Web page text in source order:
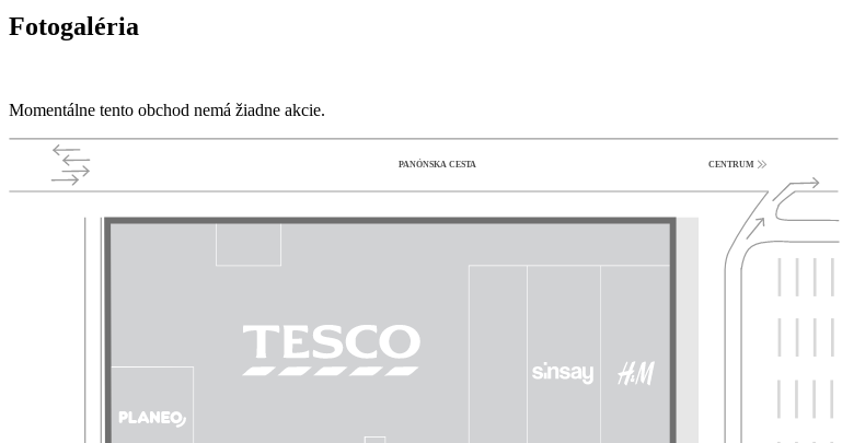
Fotogaléria
Momentálne tento obchod nemá žiadne akcie.
PANÓNSKA CESTA CENTRUM